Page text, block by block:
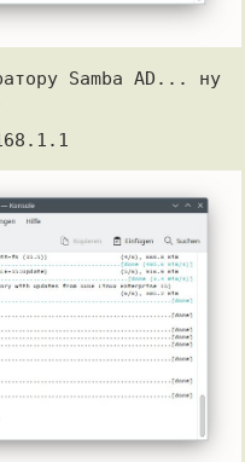
Samba AD... ну